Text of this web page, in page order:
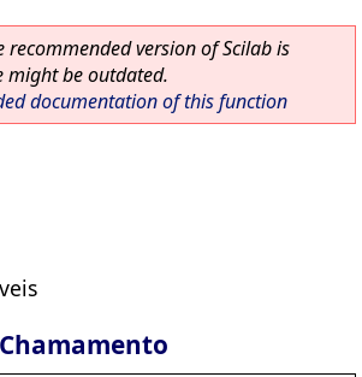
recommended version of Scilab is
might be outdated.
documentation of this function